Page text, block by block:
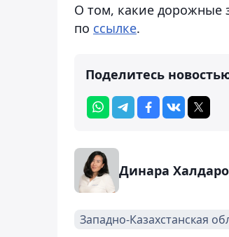
О том, какие дорожные
по ссылке.
Поделитесь
Динара
Западно-Казахстанская